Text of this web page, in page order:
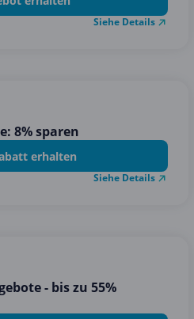
Siehe Details
8% sparen
erhalten
Siehe Details
- bis zu 55%